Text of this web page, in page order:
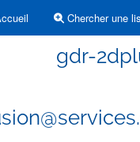
Chercher une
gdr-